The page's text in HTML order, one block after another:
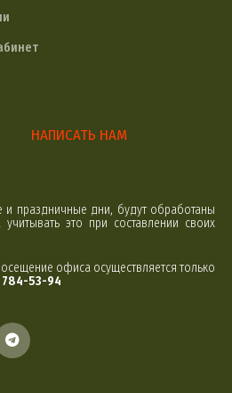
НАПИСАТЬ НАМ
праздничные дни, будут обработаны
это при составлении своих
офиса осуществляется только
784-53-94